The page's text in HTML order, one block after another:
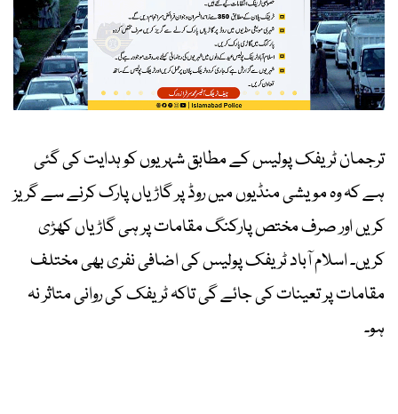
ترجمان ٹریفک پولیس کے مطابق شہریوں کو ہدایت کی گئی
ہے کہ وہ مویشی منڈیوں میں روڈ پر گاڑیاں پارک کرنے سے گریز
کریں اور صرف مختص پارکنگ مقامات پر ہی گاڑیاں کھڑی
کریں۔ اسلام آباد ٹریفک پولیس کی اضافی نفری بھی مختلف
مقامات پر تعینات کی جائے گی تاکہ ٹریفک کی روانی متاثر نہ
ہو۔